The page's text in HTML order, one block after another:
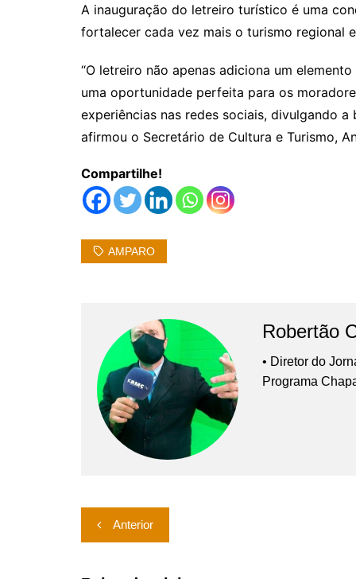
A inauguração do letreiro turístico é uma
fortalecer cada vez mais o turismo regional
“O letreiro não apenas adiciona um
uma oportunidade perfeita para os
experiências nas redes sociais, divulgando
afirmou o Secretário de Cultura e Turismo,
Compartilhe!
AMPARO
Robertão
• Diretor do
Programa
Navegação
de
Anterior